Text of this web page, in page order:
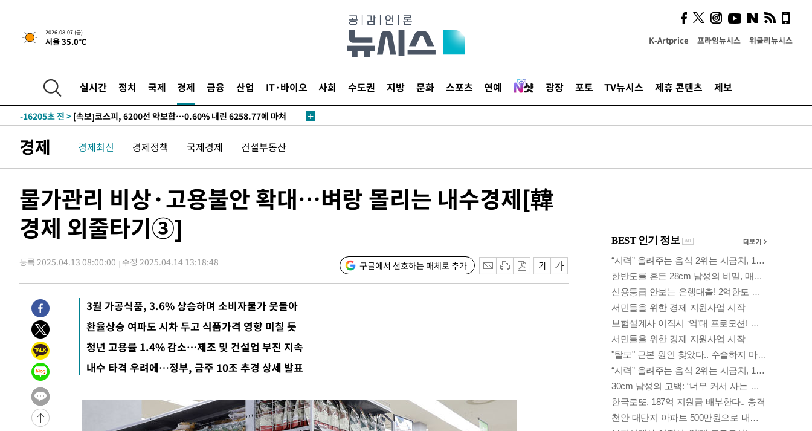
2026.08.07 (금)
서울 35.0℃ K-Artprice 프라임뉴시스 위클리뉴시스
실시간 정치 국제 경제 금융 산업 IT·바이오 사회 수도권 지방 문화 스포츠 연예 광장 포토 TV뉴시스 제휴 콘텐츠 제보
갈 수도
-22103초 전 >낮 최고 37도 찜통더위…곳곳 소나기·강원 많은 비[내일날씨]
-20409초 전 >SK하이닉스, 용인·청주 팹에 54조 투자…"AI 메모리 수요 선제 대
-16518초 전 >
외국인 심판 성 접대 7경기 들여다보니…한국 축구 '5승 2무'
-16252초 전 >
-16205초 전 > [속보]코스피, 6200선 약보합…0.60% 내린 6258.77에 마쳐
-16074초 전 >
[속보] 노원서 40.1도 관측…서울, 2018년 이후 첫 40도
-13164초 전 >[속보]종합특검, '계엄 수용공간 확보' 신용해 前교정본부장 기소
-12008초 전 >11시간 압수수색에 성접대 파문까지…'쑥대밭' 된 축구협회
-11030초 전 >[속보]규제합리화위원회 부위원장에 김태유 서울대 공대 교수…이
병태 후임
-7388초 전 > [속보]국힘 윤리위, '돌려차기 발언' 진종오·서범수 징계 절차 개시
2분 전 >[속보]'채상병 순직 책임' 임성근, 항소심도 징역 3년
4분 전 >[속보]종합특검, '관저이전 봐주기 감사' 유병호 구속기소
1시간 전 >
민주 콩고 에볼라환자 4천명 돌파, 4053명 발생 1850명 사망
-24225초 전 >
"낮 기온 소폭 하락"…수도권 폭염중대경보, 폭염경보로 하향
-24189초 전 >
선포
-24152초 전 >
[단독]중수청 지원 검사들, 정원 초과 시 낮은 계급 임용…희망지 못
갈 수도
-22123초 전 >
낮 최고 37도 찜통더위…곳곳 소나기·강원 많은 비[내일날씨]
-20429초 전 >
응"
-17285초 전 >
여자배구 이재영·이다영 자매, 아제르바이잔 투란VC 입단
-16538초 전 >
외국인 심판 성 접대 7경기 들여다보니…한국 축구 '5승 2무'
경제 경제최신 경제정책 국제경제 건설부동산
물가관리 비상·고용불안 확대…벼랑 몰리는 내수경제[韓
경제 외줄타기③]
등록 2025.04.13 08:00:00 수정 2025.04.14 13:18:48 구글에서 선호하는 매체로 추가
3월 가공식품, 3.6% 상승하며 소비자물가 웃돌아
환율상승 여파도 시차 두고 식품가격 영향 미칠 듯
청년 고용률 1.4% 감소…제조 및 건설업 부진 지속
내수 타격 우려에…정부, 금주 10조 추경 상세 발표
시, 스마트폰 액세서리에
NFC 더했다